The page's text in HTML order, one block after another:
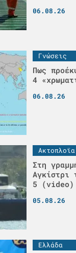
06.08.26
Γνώσεις
Πως
4
06.08.26
Ακτοπλοϊα
Στη
Αγκίστρι
5 (video)
05.08.26
Ελλάδα